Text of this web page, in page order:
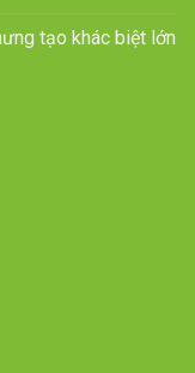
tạo khác biệt lớn